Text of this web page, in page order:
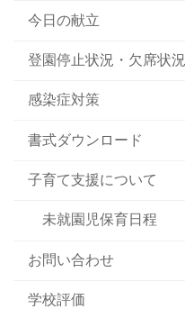
今日の献立
登園停止状況・欠席状況
感染症対策
書式ダウンロード
子育て支援について
未就園児保育日程
お問い合わせ
学校評価